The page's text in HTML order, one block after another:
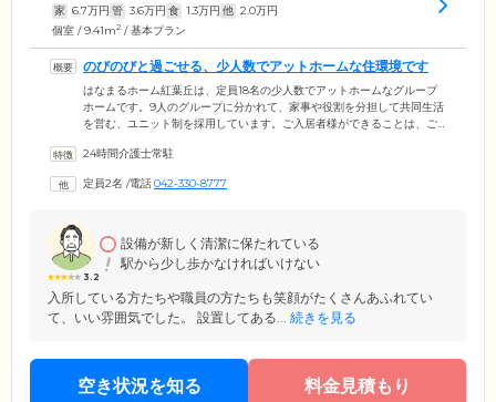
家 6.7万円 管 3.6万円 食 1.3万円 他 2.0万円
個室 / 9.41m2 / 基本プラン
のびのびと過ごせる、少人数でアットホームな住環境です
はなまるホーム紅葉丘は、定員18名の少人数でアットホームなグループ
ホームです。9人のグループに分かれて、家事や役割を分担して共同生活
を営む、ユニット制を採用しています。ご入居者様ができることは、ご
いたしますので、ご安心ください。お部屋は、プライバシーに配慮した
す。お好きにレイアウトして、お過ごしください。スタッフやほかのご
24時間介護士常駐
定員2名 /電話042-330-8777
3.2
設備が新しく清潔に保たれている
駅から少し歩かなければいけない
入所している方たちや職員の方たちも笑顔がたくさんあふれてい
て、いい雰囲気でした。 設置してある... 続きを見る
空き状況を知る 料金見積もり